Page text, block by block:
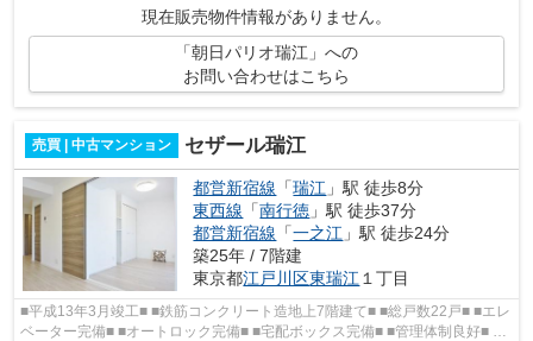
現在販売物件情報がありません。
「朝日パリオ瑞江」への
お問い合わせはこちら
売買 | 中古マンション セザール瑞江
都営新宿線 「瑞江 」駅 徒歩8分
東西線 「南行徳 」駅 徒歩37分
都営新宿線 「一之江 」駅 徒歩24分
築25年 / 7階建
東京都江戸川区東瑞江１丁目
■平成13年3月竣工■ ■鉄筋コンクリート造地上7階建て■ ■総戸数22戸■ ■エレ
ベーター完備■ ■オートロック完備■ ■宅配ボックス完備■ ■管理体制良好■ ■